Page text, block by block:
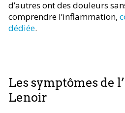
d’autres ont des douleurs
comprendre l’inflammation,
dédiée.
Les symptômes de
Lenoir